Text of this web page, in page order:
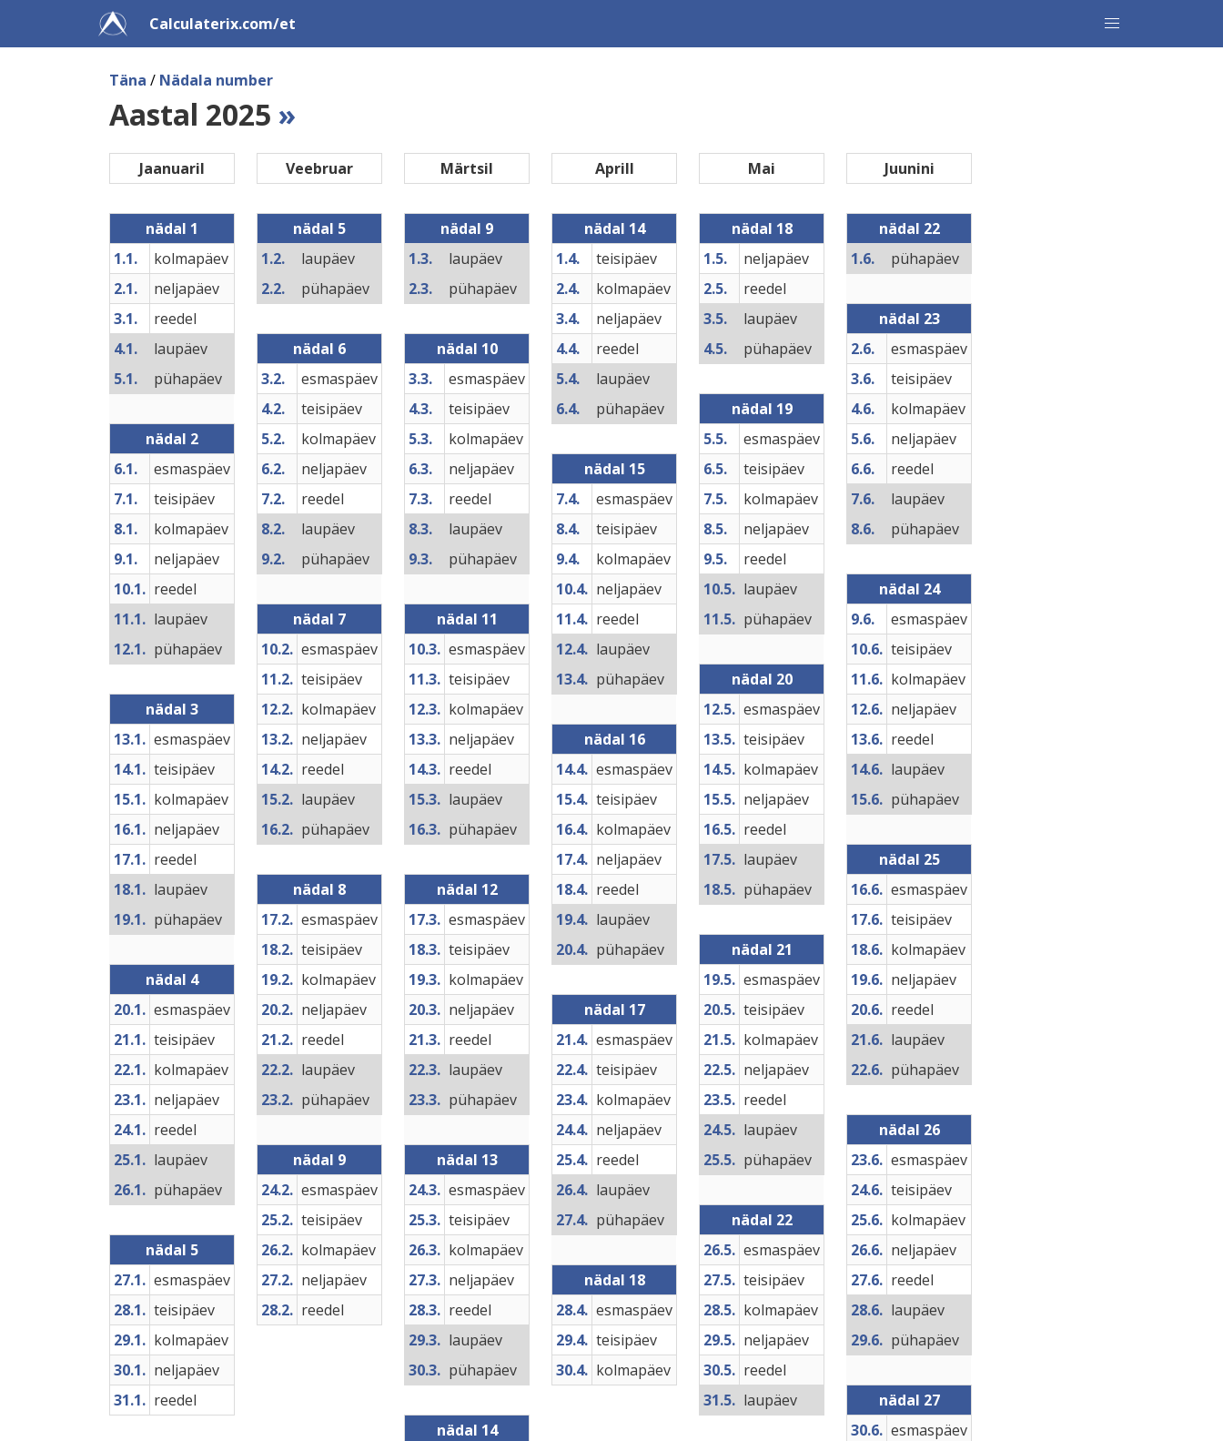
Calculaterix.com/et
Täna / Nädala number
Aastal 2025 »
Jaanuaril
nädal 1
1.1.
kolmapäev
2.1.
neljapäev
3.1.
reedel
4.1.
laupäev
5.1.
pühapäev
nädal 2
6.1.
esmaspäev
7.1.
teisipäev
8.1.
kolmapäev
9.1.
neljapäev
10.1. reedel
11.1. laupäev
12.1. pühapäev
nädal 3
13.1. esmaspäev
14.1. teisipäev
15.1. kolmapäev
16.1. neljapäev
17.1. reedel
18.1. laupäev
19.1. pühapäev
nädal 4
20.1. esmaspäev
21.1. teisipäev
22.1. kolmapäev
23.1. neljapäev
24.1. reedel
25.1. laupäev
26.1. pühapäev
nädal 5
27.1. esmaspäev
28.1. teisipäev
29.1. kolmapäev
30.1. neljapäev
31.1. reedel
Veebruar
nädal 5
1.2.
laupäev
2.2.
pühapäev
nädal 6
3.2.
esmaspäev
4.2.
teisipäev
5.2.
kolmapäev
6.2.
neljapäev
7.2.
reedel
8.2.
laupäev
9.2.
pühapäev
nädal 7
10.2. esmaspäev
11.2. teisipäev
12.2. kolmapäev
13.2. neljapäev
14.2. reedel
15.2. laupäev
16.2. pühapäev
nädal 8
17.2. esmaspäev
18.2. teisipäev
19.2. kolmapäev
20.2. neljapäev
21.2. reedel
22.2. laupäev
23.2. pühapäev
nädal 9
24.2. esmaspäev
25.2. teisipäev
26.2. kolmapäev
27.2. neljapäev
28.2. reedel
Märtsil
nädal 9
1.3.
laupäev
2.3.
pühapäev
nädal 10
3.3.
esmaspäev
4.3.
teisipäev
5.3.
kolmapäev
6.3.
neljapäev
7.3.
reedel
8.3.
laupäev
9.3.
pühapäev
nädal 11
10.3. esmaspäev
11.3. teisipäev
12.3. kolmapäev
13.3. neljapäev
14.3. reedel
15.3. laupäev
16.3. pühapäev
nädal 12
17.3. esmaspäev
18.3. teisipäev
19.3. kolmapäev
20.3. neljapäev
21.3. reedel
22.3. laupäev
23.3. pühapäev
nädal 13
24.3. esmaspäev
25.3. teisipäev
26.3. kolmapäev
27.3. neljapäev
28.3. reedel
29.3. laupäev
30.3. pühapäev
nädal 14
Aprill
nädal 14
1.4.
teisipäev
2.4.
kolmapäev
3.4.
neljapäev
4.4.
reedel
5.4.
laupäev
6.4.
pühapäev
nädal 15
7.4.
esmaspäev
8.4.
teisipäev
9.4.
kolmapäev
10.4. neljapäev
11.4. reedel
12.4. laupäev
13.4. pühapäev
nädal 16
14.4. esmaspäev
15.4. teisipäev
16.4. kolmapäev
17.4. neljapäev
18.4. reedel
19.4. laupäev
20.4. pühapäev
nädal 17
21.4. esmaspäev
22.4. teisipäev
23.4. kolmapäev
24.4. neljapäev
25.4. reedel
26.4. laupäev
27.4. pühapäev
nädal 18
28.4. esmaspäev
29.4. teisipäev
30.4. kolmapäev
Mai
nädal 18
1.5.
neljapäev
2.5.
reedel
3.5.
laupäev
4.5.
pühapäev
nädal 19
5.5.
esmaspäev
6.5.
teisipäev
7.5.
kolmapäev
8.5.
neljapäev
9.5.
reedel
10.5. laupäev
11.5. pühapäev
nädal 20
12.5. esmaspäev
13.5. teisipäev
14.5. kolmapäev
15.5. neljapäev
16.5. reedel
17.5. laupäev
18.5. pühapäev
nädal 21
19.5. esmaspäev
20.5. teisipäev
21.5. kolmapäev
22.5. neljapäev
23.5. reedel
24.5. laupäev
25.5. pühapäev
nädal 22
26.5. esmaspäev
27.5. teisipäev
28.5. kolmapäev
29.5. neljapäev
30.5. reedel
31.5. laupäev
Juunini
nädal 22
1.6.
pühapäev
nädal 23
2.6.
esmaspäev
3.6.
teisipäev
4.6.
kolmapäev
5.6.
neljapäev
6.6.
reedel
7.6.
laupäev
8.6.
pühapäev
nädal 24
9.6.
esmaspäev
10.6. teisipäev
11.6. kolmapäev
12.6. neljapäev
13.6. reedel
14.6. laupäev
15.6. pühapäev
nädal 25
16.6. esmaspäev
17.6. teisipäev
18.6. kolmapäev
19.6. neljapäev
20.6. reedel
21.6. laupäev
22.6. pühapäev
nädal 26
23.6. esmaspäev
24.6. teisipäev
25.6. kolmapäev
26.6. neljapäev
27.6. reedel
28.6. laupäev
29.6. pühapäev
nädal 27
30.6. esmaspäev